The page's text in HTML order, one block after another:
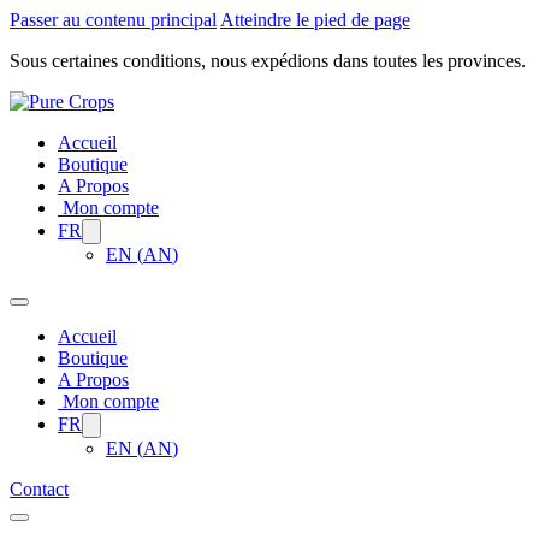
Passer au contenu principal Atteindre le pied de page
Sous certaines conditions, nous expédions dans toutes les provinces.
Accueil
Boutique
A Propos
Mon compte
FR
EN (AN)
Accueil
Boutique
A Propos
Mon compte
FR
EN (AN)
Contact